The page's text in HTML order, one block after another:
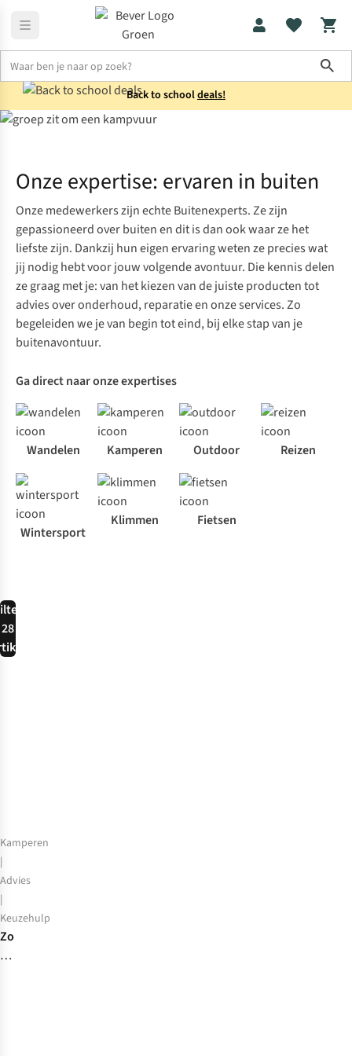
Back to schooldeals!
Home Expertise
Onze expertise: ervaren in buiten
Onze medewerkers zijn echte Buitenexperts. Ze zijn
gepassioneerd over buiten en dit is dan ook waar ze het
liefste zijn. Dankzij hun eigen ervaring weten ze precies wat
jij nodig hebt voor jouw volgende avontuur. Die kennis delen
ze graag met je: van het kiezen van de juiste producten tot
advies over onderhoud, reparatie en onze services. Zo
begeleiden we je van begin tot eind, bij elke stap van je
buitenavontuur.
Ga direct naar onze expertises
Wandelen Kamperen Outdoor Reizen
Wintersport
Klimmen Fietsen
28
Kamperen
|
Advies
|
Keuzehulp
Zo
kies